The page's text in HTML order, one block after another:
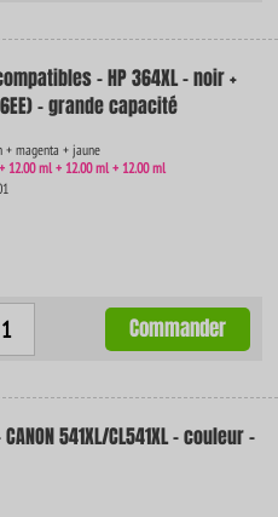
- HP 364XL - noir +
- grande capacité
+ magenta + jaune
12.00 ml + 12.00 ml + 12.00 ml
Commander
541XL/CL541XL - couleur -